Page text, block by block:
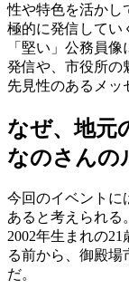
性や特色を活かし
極的に発信してい
「堅い」公務員
発信や、市役所の
先見性のあるメッ
なぜ、地元
なのさんの
今回のイベントに
あると考えられる
2002年生まれの
る前から、御殿場
だ。